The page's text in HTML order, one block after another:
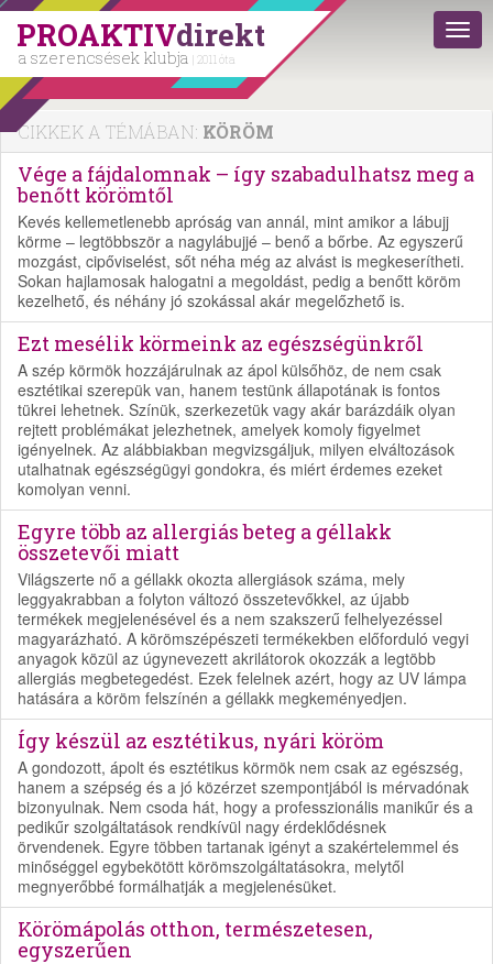
PROAKTIVdirekt
a szerencsések klubja | 2011 óta
CIKKEK A TÉMÁBAN: KÖRÖM
Vége a fájdalomnak – így szabadulhatsz meg a
benőtt körömtől
Kevés kellemetlenebb apróság van annál, mint amikor a lábujj
körme – legtöbbször a nagylábujjé – benő a bőrbe. Az egyszerű
mozgást, cipőviselést, sőt néha még az alvást is megkeserítheti.
Sokan hajlamosak halogatni a megoldást, pedig a benőtt köröm
kezelhető, és néhány jó szokással akár megelőzhető is.
Ezt mesélik körmeink az egészségünkről
A szép körmök hozzájárulnak az ápol külsőhöz, de nem csak
esztétikai szerepük van, hanem testünk állapotának is fontos
tükrei lehetnek. Színük, szerkezetük vagy akár barázdáik olyan
rejtett problémákat jelezhetnek, amelyek komoly figyelmet
igényelnek. Az alábbiakban megvizsgáljuk, milyen elváltozások
utalhatnak egészségügyi gondokra, és miért érdemes ezeket
komolyan venni.
Egyre több az allergiás beteg a géllakk
összetevői miatt
Világszerte nő a géllakk okozta allergiások száma, mely
leggyakrabban a folyton változó összetevőkkel, az újabb
termékek megjelenésével és a nem szakszerű felhelyezéssel
magyarázható. A körömszépészeti termékekben előforduló vegyi
anyagok közül az úgynevezett akrilátorok okozzák a legtöbb
allergiás megbetegedést. Ezek felelnek azért, hogy az UV lámpa
hatására a köröm felszínén a géllakk megkeményedjen.
Így készül az esztétikus, nyári köröm
A gondozott, ápolt és esztétikus körmök nem csak az egészség,
hanem a szépség és a jó közérzet szempontjából is mérvadónak
bizonyulnak. Nem csoda hát, hogy a professzionális manikűr és a
pedikűr szolgáltatások rendkívül nagy érdeklődésnek
örvendenek. Egyre többen tartanak igényt a szakértelemmel és
minőséggel egybekötött körömszolgáltatásokra, melytől
megnyerőbbé formálhatják a megjelenésüket.
Körömápolás otthon, természetesen,
egyszerűen